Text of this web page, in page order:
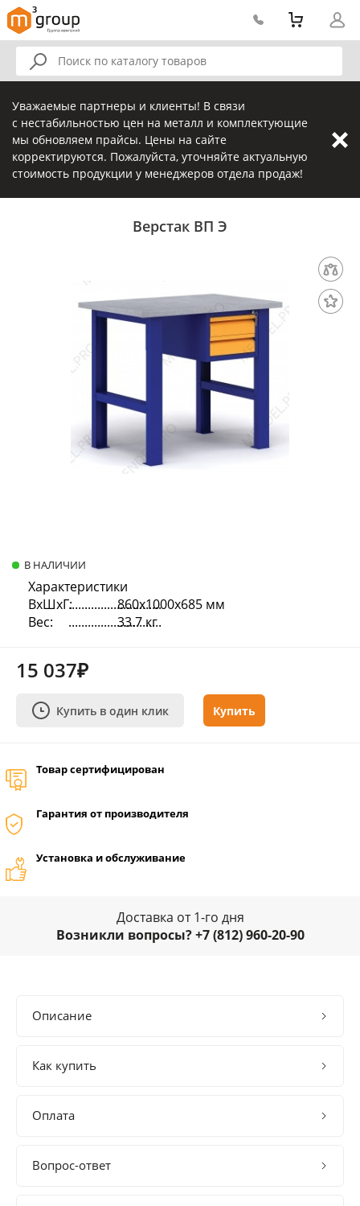
Уважаемые партнеры и клиенты! В связи
с нестабильностью цен на металл и комплектующие
мы обновляем прайсы. Цены на сайте
корректируются. Пожалуйста, уточняйте актуальную
стоимость продукции у менеджеров отдела продаж!
Верстак ВП Э
В НАЛИЧИИ
Характеристики
ВхШхГ:
860х1000х685 мм
Вес:
33.7 кг
15 037₽
Купить в один клик Купить
Товар сертифицирован
Гарантия от производителя
Установка и обслуживание
Доставка от 1-го дня
Возникли вопросы? +7 (812) 960-20-90
Описание
Как купить
Оплата
Вопрос-ответ